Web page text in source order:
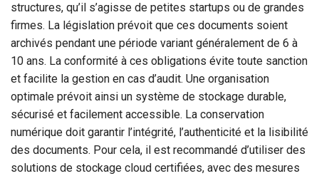
structures, qu’il s’agisse de petites startups ou de grandes
firmes. La législation prévoit que ces documents soient
archivés pendant une période variant généralement de 6 à
10 ans. La conformité à ces obligations évite toute sanction
et facilite la gestion en cas d’audit. Une organisation
optimale prévoit ainsi un système de stockage durable,
sécurisé et facilement accessible. La conservation
numérique doit garantir l’intégrité, l’authenticité et la lisibilité
des documents. Pour cela, il est recommandé d’utiliser des
solutions de stockage cloud certifiées, avec des mesures